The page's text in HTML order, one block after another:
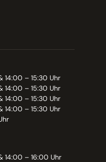
14:00 – 15:30 Uhr
14:00 – 15:30 Uhr
14:00 – 15:30 Uhr
14:00 – 15:30 Uhr
14:00 – 16:00 Uhr